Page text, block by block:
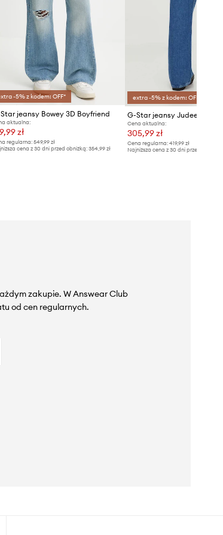
-5% z kodem: OFF*
jeansy Bowey 3D Boyfriend
aktualna:
zł
regularna:549,99 zł
cena z 30 dni przed obniżką:354,99 zł
extra -5% z kodem: OFF*
G-Star jeansy Judee Loose
Cena aktualna:
305,99 zł
Cena regularna: 419,99 zł
Najniższa cena z 30 dni przed obniżką:
zakupie. W Answear Club
od cen regularnych.